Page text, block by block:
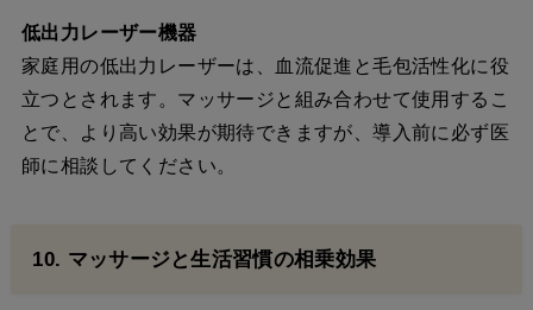
低出力レーザー機器
家庭用の低出力レーザーは、血流促進と毛包活性化に役
立つとされます。マッサージと組み合わせて使用するこ
とで、より高い効果が期待できますが、導入前に必ず医
師に相談してください。
10. マッサージと生活習慣の相乗効果